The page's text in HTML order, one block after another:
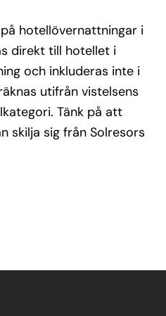
hotellövernattningar i
direkt till hotellet i
och inkluderas inte i
utifrån vistelsens
Tänk på att
skilja sig från Solresors